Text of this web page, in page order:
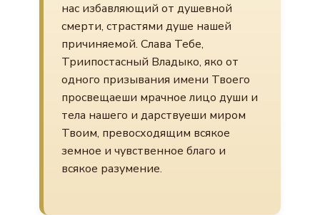
нас избавляющий от душевной
смерти, страстями душе нашей
причиняемой. Слава Тебе,
Триипостасный Владыко, яко от
одного призывания имени Твоего
просвещаеши мрачное лицо души и
тела нашего и дарствуеши миром
Твоим, превосходящим всякое
земное и чувственное благо и
всякое разумение.